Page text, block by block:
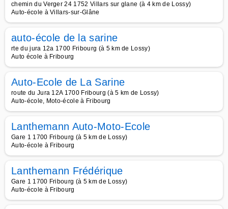
chemin du Verger 24 1752 Villars sur glane (à 4 km de Lossy)
Auto-école à Villars-sur-Glâne
auto-école de la sarine
rte du jura 12a 1700 Fribourg (à 5 km de Lossy)
Auto école à Fribourg
Auto-Ecole de La Sarine
route du Jura 12A 1700 Fribourg (à 5 km de Lossy)
Auto-école, Moto-école à Fribourg
Lanthemann Auto-Moto-Ecole
Gare 1 1700 Fribourg (à 5 km de Lossy)
Auto-école à Fribourg
Lanthemann Frédérique
Gare 1 1700 Fribourg (à 5 km de Lossy)
Auto-école à Fribourg